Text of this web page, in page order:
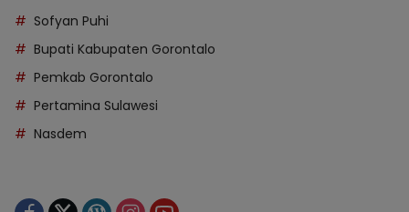
Sofyan Puhi
Bupati Kabupaten Gorontalo
Pemkab Gorontalo
Pertamina Sulawesi
Nasdem